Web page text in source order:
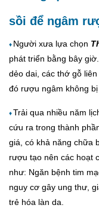
sồi để ngâm
♦ Người xưa lựa chọn
phát triển bằng bây
dẻo dai, các thớ gỗ
đó rượu ngâm không
♦Trải qua nhiều năm
cứu ra trong thành
giá, có khả năng chữa
rượu tạo nên các hoạt
như: Ngăn bệnh tim
nguy cơ gây ung thư,
trẻ hóa làn da.